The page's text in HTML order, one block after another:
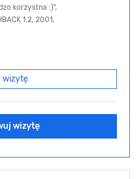
korzystna :)",
1.2, 2001,
wizytę
wizytę